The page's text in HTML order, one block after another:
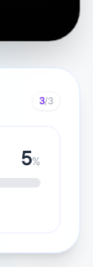
3/3
5%